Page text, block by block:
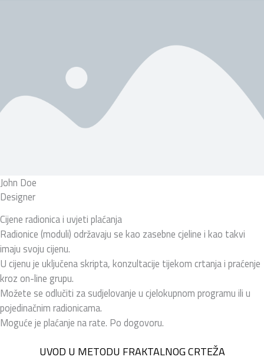
John Doe
Designer
Cijene radionica i uvjeti plaćanja
Radionice (moduli) održavaju se kao zasebne cjeline i kao takvi
imaju svoju cijenu.
U cijenu je uključena skripta, konzultacije tijekom crtanja i praćenje
kroz on-line grupu.
Možete se odlučiti za sudjelovanje u cjelokupnom programu ili u
pojedinačnim radionicama.
Moguće je plaćanje na rate. Po dogovoru.
UVOD U METODU FRAKTALNOG CRTEŽA